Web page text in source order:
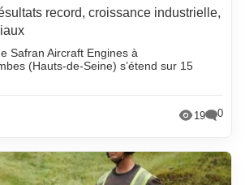
record, croissance industrielle,
Safran Aircraft Engines à
(Hauts-de-Seine) s’étend sur 15
19 0